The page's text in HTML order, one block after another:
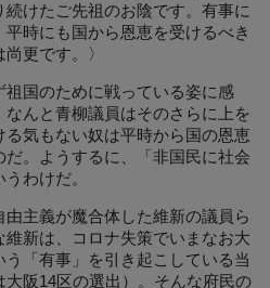
続けたご先祖のお陰です。有事に
時にも国から恩恵を受けるべき
更です。〉
国のために戦っている姿に感
んと青柳議員はそのさらに上を
気もない奴は平時から国の恩恵
。ようするに、「非国民に社会
わけだ。
主義が魔合体した維新の議員ら
維新は、コロナ失策でいまなお大
「有事」を引き起こしている当
阪14区の選出）。そんな府民の